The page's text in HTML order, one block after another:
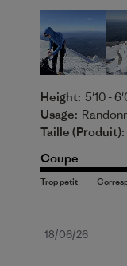
Height: 5'10 -
Usage:
Taille (produit):
Coupe
Date
18/06/26